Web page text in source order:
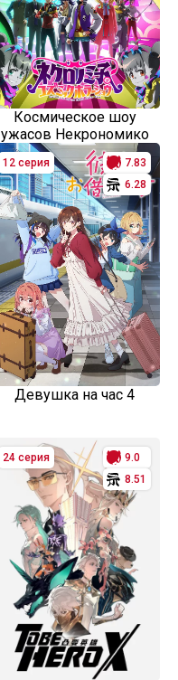
Космическое шоу
ужасов Некрономико
12 серия
7.83
6.28
Девушка на час 4
24 серия
9.0
8.51